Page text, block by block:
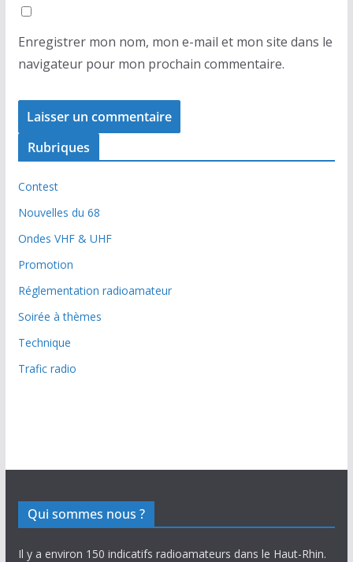
Enregistrer mon nom, mon e-mail et mon site dans le
navigateur pour mon prochain commentaire.
Rubriques
Contest
Nouvelles du 68
Ondes VHF & UHF
Promotion
Réglementation radioamateur
Soirée à thèmes
Technique
Trafic radio
Qui sommes nous ?
Il y a environ 150 indicatifs radioamateurs dans le Haut-Rhin.